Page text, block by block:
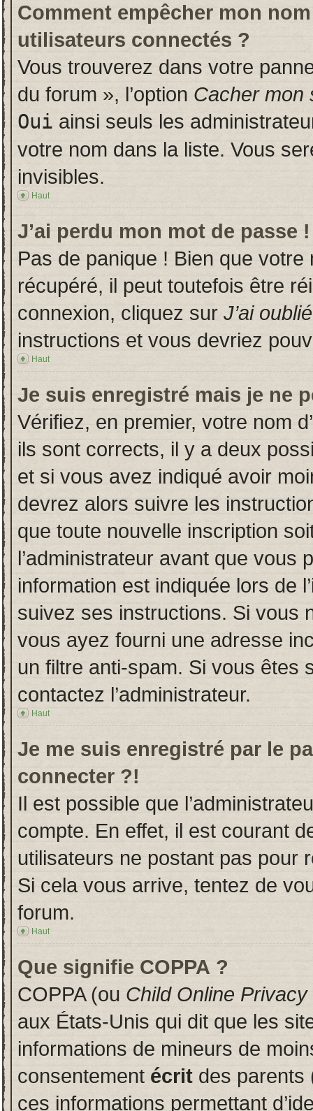
Comment empêcher mon
utilisateurs connectés ?
Vous trouverez dans votre
du forum », l’option Cacher mon
Oui ainsi seuls les
votre nom dans la liste. Vous
invisibles.
Haut
J’ai perdu mon mot de passe !
Pas de panique ! Bien que
récupéré, il peut toutefois être
connexion, cliquez sur J’ai
instructions et vous devriez
Haut
Je suis enregistré mais je ne
Vérifiez, en premier, votre nom
ils sont corrects, il y a deux
et si vous avez indiqué avoir
devrez alors suivre les
que toute nouvelle inscription
l’administrateur avant que vous
information est indiquée lors de
suivez ses instructions. Si vous
vous ayez fourni une adresse
un filtre anti-spam. Si vous êtes
contactez l’administrateur.
Haut
Je me suis enregistré par le
connecter ?!
Il est possible que
compte. En effet, il est courant
utilisateurs ne postant pas pour
Si cela vous arrive, tentez de
forum.
Haut
Que signifie COPPA ?
COPPA (ou Child Online
aux États-Unis qui dit que les
informations de mineurs de
consentement écrit des parents
ces informations permettant